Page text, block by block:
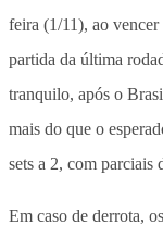
feira (1/11), ao
partida da última
tranquilo, após o
mais do que o
sets a 2, com parciais
Em caso de derrota,